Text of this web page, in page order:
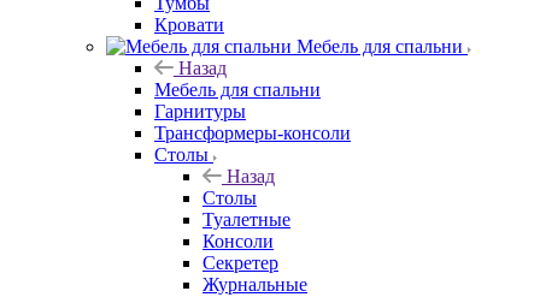
Кровати
Мебель для спальни
Назад
Мебель для спальни
Гарнитуры
Трансформеры-консоли
Столы
Назад
Столы
Туалетные
Консоли
Секретер
Журнальные